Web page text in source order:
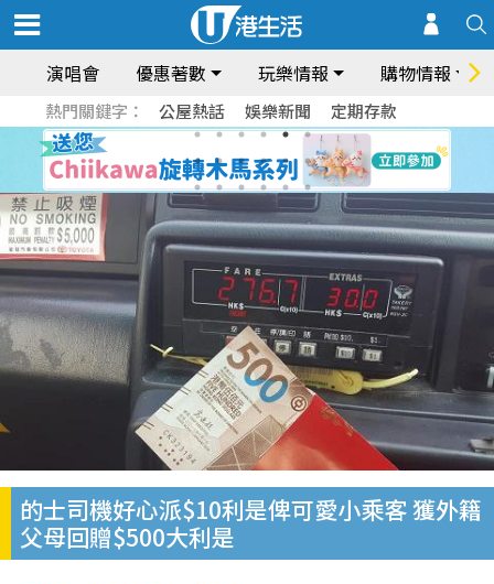
演唱會 優惠著數 玩樂情報 購物情報
熱門關鍵字： 公屋熱話 娛樂新聞 定期存款
的士司機好心派$10利是俾可愛小乘客 獲外籍
父母回贈$500大利是